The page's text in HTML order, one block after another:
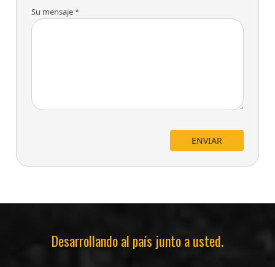
Su mensaje *
ENVIAR
Desarrollando al país junto a usted.